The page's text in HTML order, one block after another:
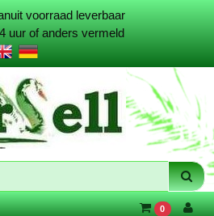
voorraad leverbaar
uur of anders vermeld
0